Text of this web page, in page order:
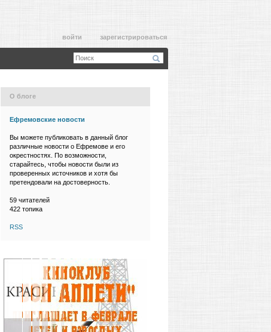
войти зарегистрироваться
О блоге
Ефремовские новости
Вы можете публиковать в данный блог
различные новости о Ефремове и его
окрестностях. По возможности,
старайтесь, чтобы новости были из
проверенных источников и хотя бы
претендовали на достоверность.
59 читателей
422 топика
RSS